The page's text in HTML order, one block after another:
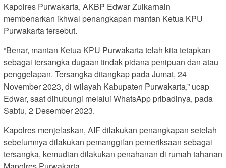
Kapolres Purwakarta, AKBP Edwar Zulkarnain
membenarkan ikhwal penangkapan mantan Ketua KPU
Purwakarta tersebut.
“Benar, mantan Ketua KPU Purwakarta telah kita tetapkan
sebagai tersangka dugaan tindak pidana penipuan dan atau
penggelapan. Tersangka ditangkap pada Jumat, 24
November 2023, di wilayah Kabupaten Purwakarta,” ucap
Edwar, saat dihubungi melalui WhatsApp pribadinya, pada
Sabtu, 2 Desember 2023.
Kapolres menjelaskan, AIF dilakukan penangkapan setelah
sebelumnya dilakukan pemanggilan pemeriksaan sebagai
tersangka, kemudian dilakukan penahanan di rumah tahanan